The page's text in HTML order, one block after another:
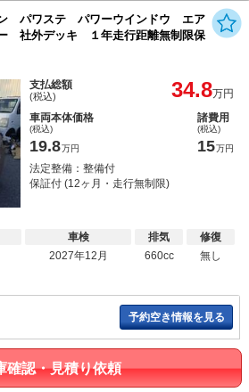
パワステ パワーウインドウ エア
社外デッキ １年走行距離無制限保
支払総額
(税込) 34.8万円
車両本体価格
(税込)
19.8万円
諸費用
(税込)
15万円
法定整備：整備付
保証付 (12ヶ月・走行無制限)
車検
2027年12月
排気
660cc
修復
無し
予約空き情報を見る
確認・見積り依頼